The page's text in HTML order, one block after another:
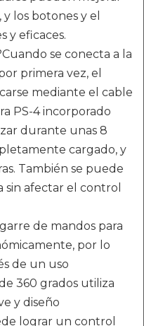
los botones y el
y eficaces.
se conecta a la
primera vez, el
mediante el cable
PS-4 incorporado
durante unas 8
cargado, y
También se puede
afectar el control
de mandos para
por lo
de un uso
360 grados utiliza
y diseño
lograr un control